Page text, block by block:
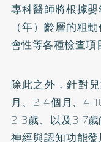
專科醫師將根據
（年）齡層的粗
會性等各種檢查項
除此之外，針對
月、2-4個月、4-
2-3歲、以及3-7
神經與認知功能